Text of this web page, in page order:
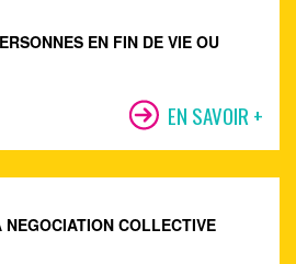
EN FIN DE VIE OU
EN SAVOIR +
COLLECTIVE